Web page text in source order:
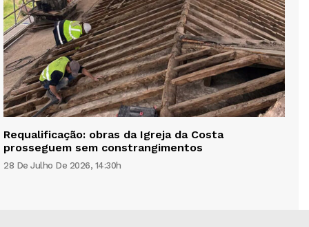
Requalificação: obras da Igreja da Costa
prosseguem sem constrangimentos
28 De Julho De 2026, 14:30h